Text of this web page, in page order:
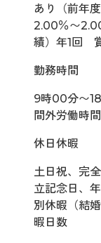
あり（前年
2.00％〜
績）年1回
勤務時間
9時00分〜
間外労働時
休日休暇
土日祝、完
立記念日、
別休暇（結
暇日数